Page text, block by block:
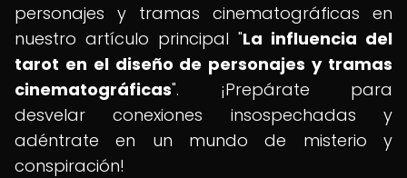
personajes y tramas cinematográficas en
nuestro artículo principal "La influencia del
tarot en el diseño de personajes y tramas
cinematográficas". ¡Prepárate para
desvelar conexiones insospechadas y
adéntrate en un mundo de misterio y
conspiración!